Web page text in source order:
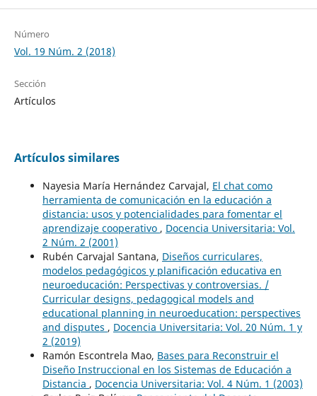
Número
Vol. 19 Núm. 2 (2018)
Sección
Artículos
Artículos similares
Nayesia María Hernández Carvajal, El chat como
herramienta de comunicación en la educación a
distancia: usos y potencialidades para fomentar el
aprendizaje cooperativo , Docencia Universitaria: Vol.
2 Núm. 2 (2001)
Rubén Carvajal Santana, Diseños curriculares,
modelos pedagógicos y planificación educativa en
neuroeducación: Perspectivas y controversias. /
Curricular designs, pedagogical models and
educational planning in neuroeducation: perspectives
and disputes , Docencia Universitaria: Vol. 20 Núm. 1 y
2 (2019)
Ramón Escontrela Mao, Bases para Reconstruir el
Diseño Instruccional en los Sistemas de Educación a
Distancia , Docencia Universitaria: Vol. 4 Núm. 1 (2003)